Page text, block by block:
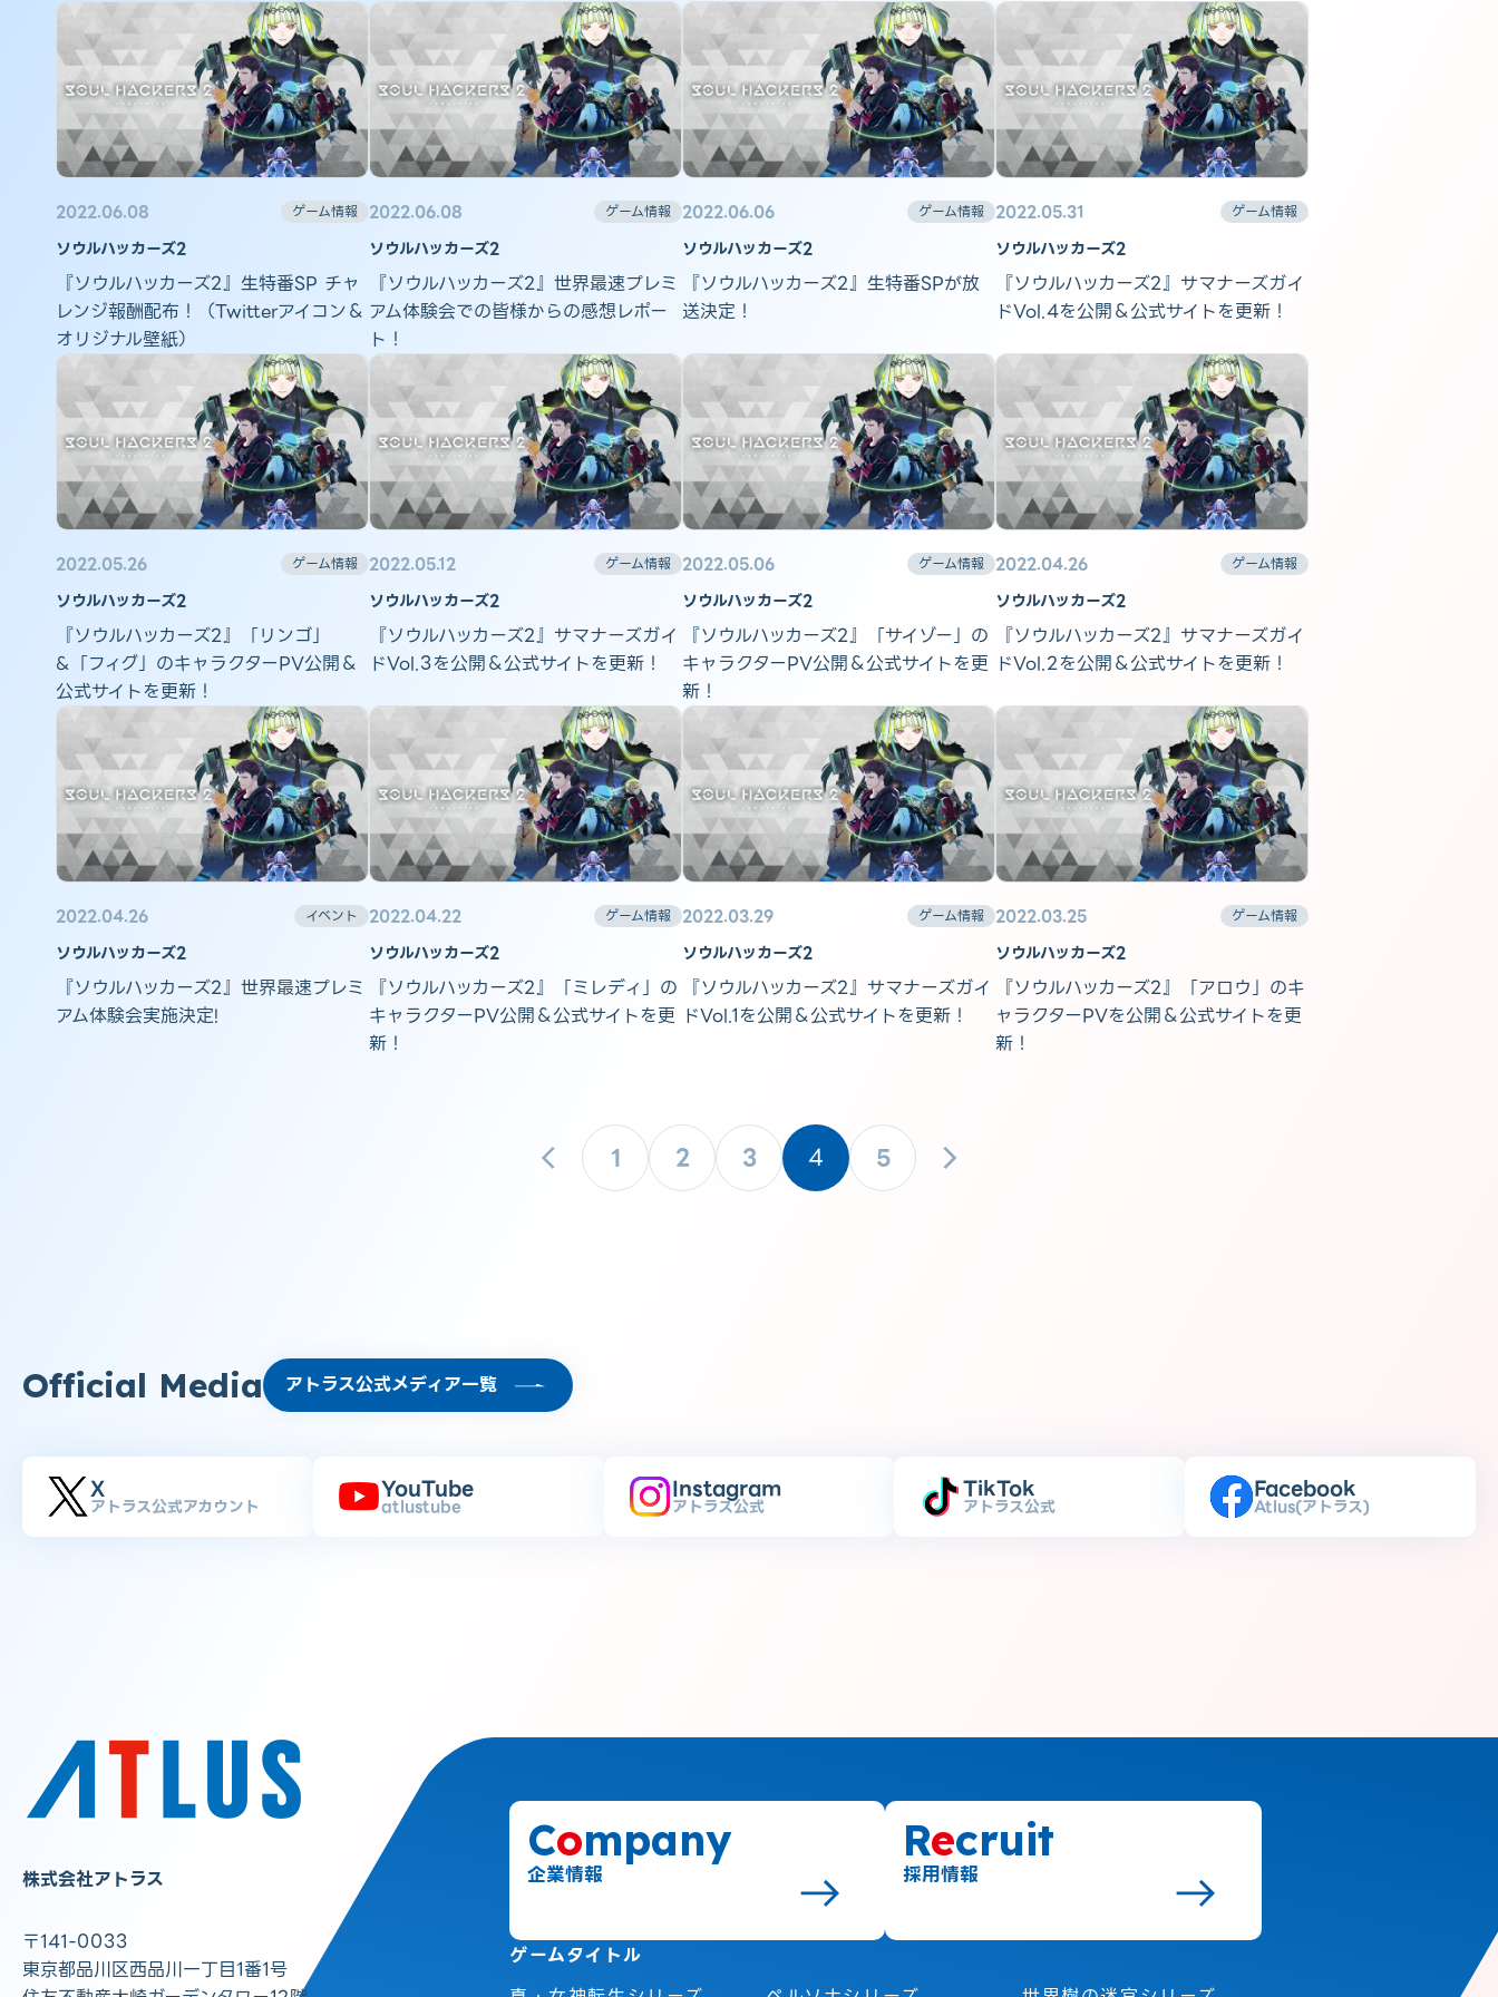
2022.06.08 ゲーム情報
ソウルハッカーズ2
『ソウルハッカーズ2』生特番SP チャ
レンジ報酬配布！（Twitterアイコン＆
オリジナル壁紙）
2022.06.08 ゲーム情報
ソウルハッカーズ2
『ソウルハッカーズ2』世界最速プレミ
アム体験会での皆様からの感想レポー
ト！
2022.06.06 ゲーム情報
ソウルハッカーズ2
『ソウルハッカーズ2』生特番SPが放
送決定！
2022.05.31 ゲーム情報
ソウルハッカーズ2
『ソウルハッカーズ2』サマナーズガイ
ドVol.4を公開＆公式サイトを更新！
2022.05.26 ゲーム情報
ソウルハッカーズ2
『ソウルハッカーズ2』「リンゴ」
&「フィグ」のキャラクターPV公開＆
公式サイトを更新！
2022.05.12 ゲーム情報
ソウルハッカーズ2
『ソウルハッカーズ2』サマナーズガイ
ドVol.3を公開＆公式サイトを更新！
2022.05.06 ゲーム情報
ソウルハッカーズ2
『ソウルハッカーズ2』「サイゾー」の
キャラクターPV公開＆公式サイトを更
新！
2022.04.26 ゲーム情報
ソウルハッカーズ2
『ソウルハッカーズ2』サマナーズガイ
ドVol.2を公開＆公式サイトを更新！
2022.04.26 イベント
ソウルハッカーズ2
『ソウルハッカーズ2』世界最速プレミ
アム体験会実施決定!
2022.04.22 ゲーム情報
ソウルハッカーズ2
『ソウルハッカーズ2』「ミレディ」の
キャラクターPV公開＆公式サイトを更
新！
2022.03.29 ゲーム情報
ソウルハッカーズ2
『ソウルハッカーズ2』サマナーズガイ
ドVol.1を公開＆公式サイトを更新！
2022.03.25 ゲーム情報
ソウルハッカーズ2
『ソウルハッカーズ2』「アロウ」のキ
ャラクターPVを公開＆公式サイトを更
新！
1 2 3 4 5
Official Media アトラス公式メディア一覧
X
アトラス公式アカウント
YouTube
atlustube
Instagram
アトラス公式
TikTok
アトラス公式
Facebook
Atlus(アトラス)
株式会社アトラス
〒141-0033
東京都品川区西品川一丁目1番1号
ゲームタイトル
Company
企業情報
Recruit
採用情報